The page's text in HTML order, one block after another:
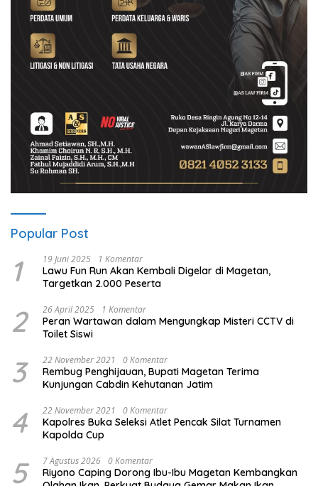
Popular Post
1 19 Juni 2025 1 Komentar
Lawu Fun Run Akan Kembali Digelar di Magetan,
Targetkan 2.000 Peserta
2 26 April 2025 1 Komentar
Peran Wartawan dalam Mengungkap Misteri CCTV di
Toilet Siswi
3 22 November 2021 0 Komentar
Rembug Penghijauan, Bupati Magetan Terima
Kunjungan Cabdin Kehutanan Jatim
4 22 November 2021 0 Komentar
Kapolres Buka Seleksi Atlet Pencak Silat Turnamen
Kapolda Cup
5 7 Agustus 2026 0 Komentar
Riyono Caping Dorong Ibu-Ibu Magetan Kembangkan